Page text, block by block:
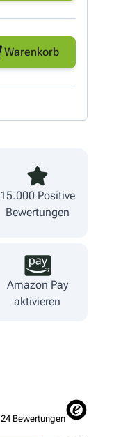
Warenkorb
15.000 Positive
Bewertungen
Amazon Pay
aktivieren